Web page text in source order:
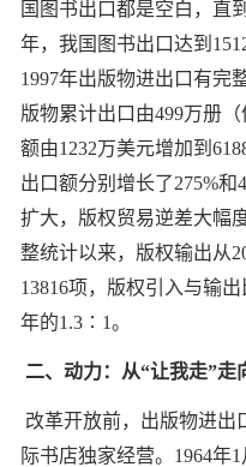
国图书出口都是空白，直
年，我国图书出口达到
1997年出版物进出口有完
版物累计出口由499万册
额由1232万美元增加到
出口额分别增长了275%
扩大，版权贸易逆差大幅
整统计以来，版权输出从
13816项，版权引入与输
年的1.3∶1。
二、动力：从“让我走”走
改革开放前，出版物进出
际书店独家经营。1964年